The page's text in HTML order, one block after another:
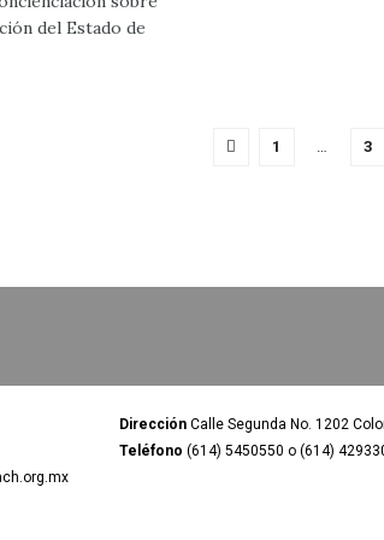
del Estado de
1 3
Dirección Calle Segunda No. 1202
Teléfono (614) 5450550 o (614)